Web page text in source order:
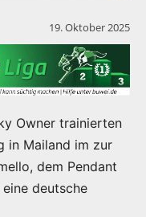
19. Oktober 2025
Owner trainierten
in Mailand im zur
dem Pendant
deutsche